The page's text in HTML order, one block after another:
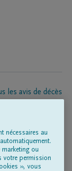
les avis de décès
funèbres
nécessaires au
ou
votre permission
», vous